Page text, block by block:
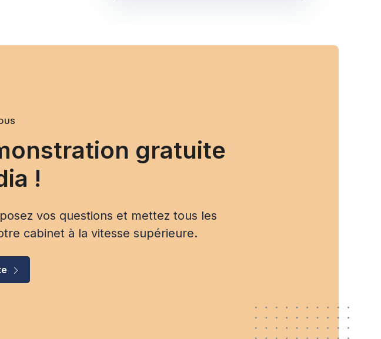
gratuite
!
vos questions et mettez tous les
cabinet à la vitesse supérieure.